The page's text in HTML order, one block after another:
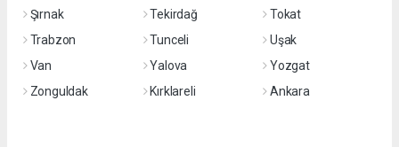
Şırnak
Tekirdağ
Tokat
Trabzon
Tunceli
Uşak
Van
Yalova
Yozgat
Zonguldak
Kırklareli Ankara